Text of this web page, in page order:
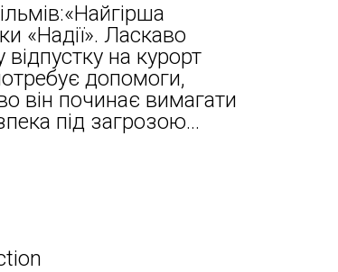
«Надії». Ласкаво
на курорт
допомоги,
він починає вимагати
під загрозою...